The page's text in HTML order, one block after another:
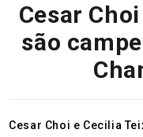
Cesar
são
Cesar Choi e Cecilia